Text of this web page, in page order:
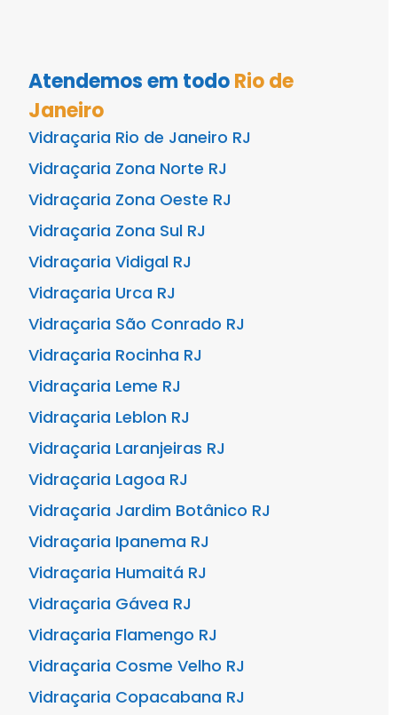
Atendemos em todoRio de
Janeiro
Vidraçaria Rio de Janeiro RJ
Vidraçaria Zona Norte RJ
Vidraçaria Zona Oeste RJ
Vidraçaria Zona Sul RJ
Vidraçaria Vidigal RJ
Vidraçaria Urca RJ
Vidraçaria São Conrado RJ
Vidraçaria Rocinha RJ
Vidraçaria Leme RJ
Vidraçaria Leblon RJ
Vidraçaria Laranjeiras RJ
Vidraçaria Lagoa RJ
Vidraçaria Jardim Botânico RJ
Vidraçaria Ipanema RJ
Vidraçaria Humaitá RJ
Vidraçaria Gávea RJ
Vidraçaria Flamengo RJ
Vidraçaria Cosme Velho RJ
Vidraçaria Copacabana RJ